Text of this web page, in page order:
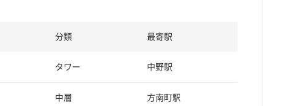
分類 最寄駅
タワー 中野駅
中層 方南町駅